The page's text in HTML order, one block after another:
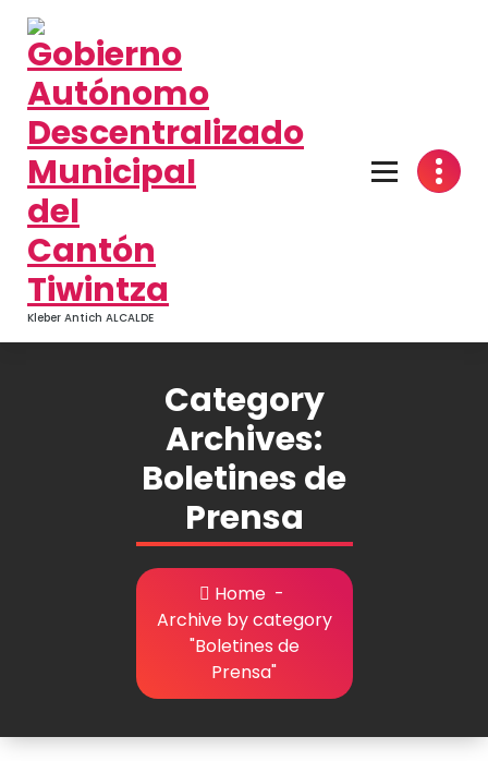
Kleber Antich ALCALDE
Category
Archives:
Boletines de
Prensa
Home -
Archive by category
"Boletines de
Prensa"